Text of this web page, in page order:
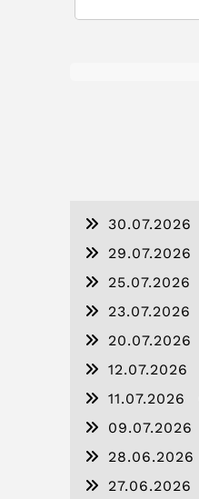
30.07.2026
29.07.2026
25.07.2026
23.07.2026
20.07.2026
12.07.2026
11.07.2026
09.07.2026
28.06.2026
27.06.2026